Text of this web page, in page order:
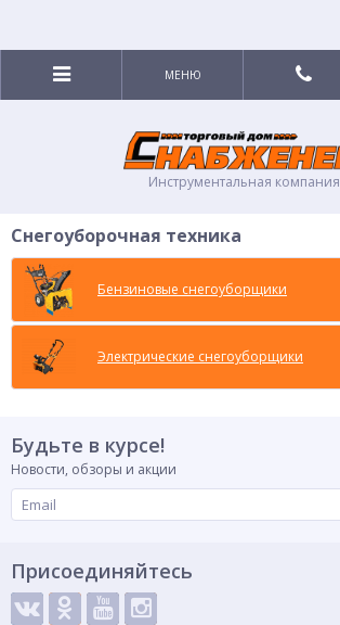
Инструментальная компания
МЕНЮ
Снегоуборочная техника
Бензиновые снегоуборщики
Электрические снегоуборщики
Будьте в курсе!
Новости, обзоры и акции
Присоединяйтесь